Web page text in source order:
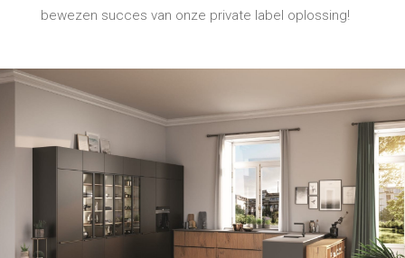
bewezen succes van onze private label oplossing!